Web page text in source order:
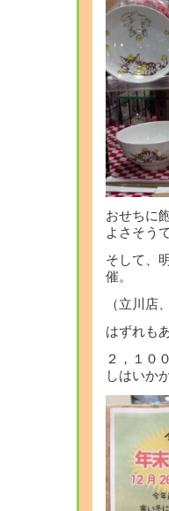
おせちに
よさそう
そして、
催。
（立川店
はずれも
２，１０
しはいか